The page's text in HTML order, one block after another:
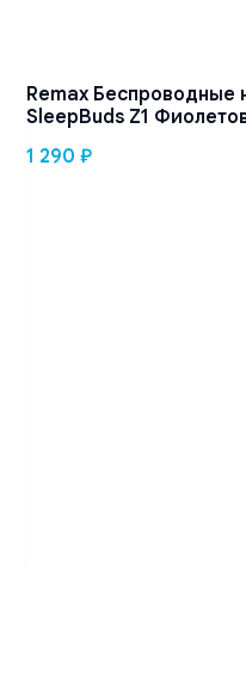
Remax Беспроводные
SleepBuds Z1
1 290 ₽